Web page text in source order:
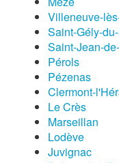
Villeneuve-
Saint-Gély-
Saint-Jean-
Pérols
Pézenas
Clermont-
Le Crès
Marseillan
Lodève
Juvignac